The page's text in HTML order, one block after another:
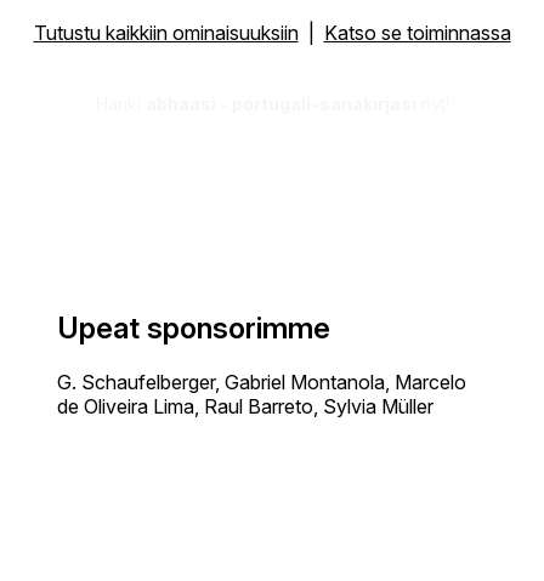
Tutustu kaikkiin ominaisuuksiin| Katso se toiminnassa
Upeat sponsorimme
G. Schaufelberger, Gabriel Montanola, Marcelo
de Oliveira Lima, Raul Barreto, Sylvia Müller